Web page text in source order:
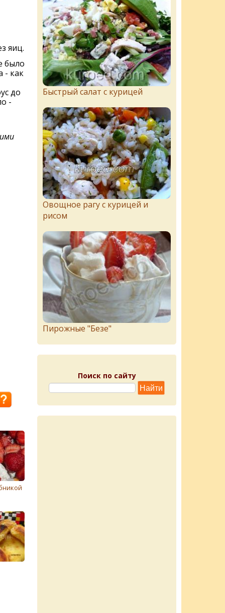
яиц.
было
- как
до
-
Быстрый салат с курицей
Овощное рагу с курицей и
рисом
Пирожныe "Бeзe"
Поиск по сайту